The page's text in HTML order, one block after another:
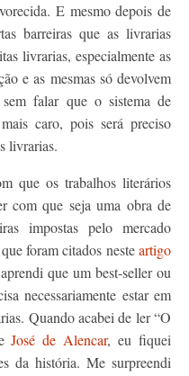
E mesmo depois de
barreiras que as livrarias
livrarias, especialmente as
e as mesmas só devolvem
falar que o sistema de
caro, pois será preciso
livrarias.
que os trabalhos literários
com que seja uma obra de
impostas pelo mercado
foram citados nesteartigo
que um best-seller ou
necessariamente estar em
Quando acabei de ler “O
José de Alencar, eu fiquei
da história. Me surpreendi